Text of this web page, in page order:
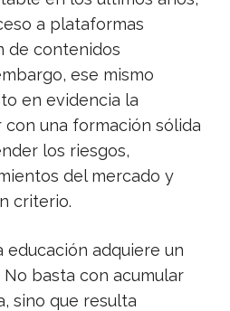
a plataformas
de contenidos
ese mismo
en evidencia la
una formación sólida
los riesgos,
del mercado y
criterio.
educación adquiere un
basta con acumular
sino que resulta